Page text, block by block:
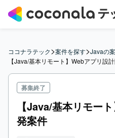
ココナラテック>案件を探す>Javaの
【Java/基本リモート】Webアプリ設
募集終了
【Java/基本リモー
発案件